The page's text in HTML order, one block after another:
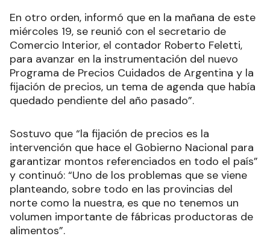
En otro orden, informó que en la mañana de este
miércoles 19, se reunió con el secretario de
Comercio Interior, el contador Roberto Feletti,
para avanzar en la instrumentación del nuevo
Programa de Precios Cuidados de Argentina y la
fijación de precios, un tema de agenda que había
quedado pendiente del año pasado”.
Sostuvo que “la fijación de precios es la
intervención que hace el Gobierno Nacional para
garantizar montos referenciados en todo el país”
y continuó: “Uno de los problemas que se viene
planteando, sobre todo en las provincias del
norte como la nuestra, es que no tenemos un
volumen importante de fábricas productoras de
alimentos”.